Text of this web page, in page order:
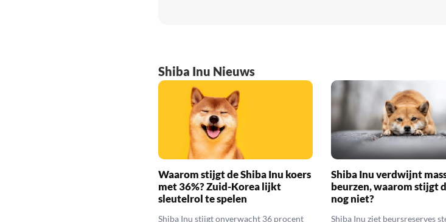
Shiba Inu Nieuws
Waarom stijgt de Shiba Inu koers
met 36%? Zuid-Korea lijkt
sleutelrol te spelen
Shiba Inu stijgt onverwacht 36 procent
Shiba Inu verdwijnt
beurzen, waarom stijgt
nog niet?
Shiba Inu ziet beursreserves